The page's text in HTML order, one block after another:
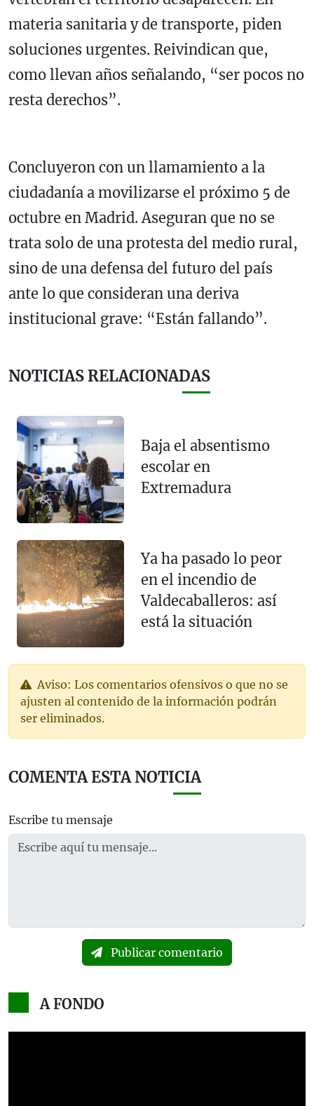
materia sanitaria y de transporte, piden
soluciones urgentes. Reivindican que,
como llevan años señalando, “ser pocos no
resta derechos”.
Concluyeron con un llamamiento a la
ciudadanía a movilizarse el próximo 5 de
octubre en Madrid. Aseguran que no se
trata solo de una protesta del medio rural,
sino de una defensa del futuro del país
ante lo que consideran una deriva
institucional grave: “Están fallando”.
NOTICIAS RELACIONADAS
Baja el absentismo
escolar en
Extremadura
Ya ha pasado lo peor
en el incendio de
Valdecaballeros: así
está la situación
Aviso: Los comentarios ofensivos o que no se
ajusten al contenido de la información podrán
ser eliminados.
COMENTA ESTA NOTICIA
Escribe tu mensaje
Publicar comentario
A FONDO